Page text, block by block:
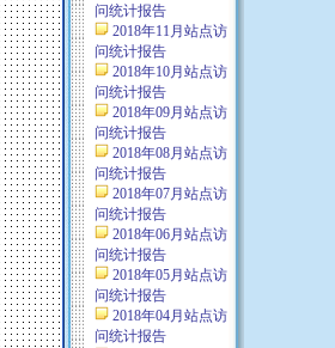
问统计报告
2018年11月站点访
问统计报告
2018年10月站点访
问统计报告
2018年09月站点访
问统计报告
2018年08月站点访
问统计报告
2018年07月站点访
问统计报告
2018年06月站点访
问统计报告
2018年05月站点访
问统计报告
2018年04月站点访
问统计报告